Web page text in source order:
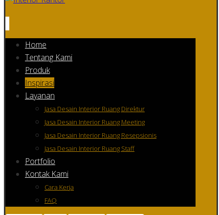
Home
Tentang Kami
Produk
Inspirasi
Layanan
Jasa Desain Interior Ruang Direktur
Jasa Desain Interior Ruang Meeting
Jasa Desain Interior Ruang Resepsionis
Jasa Desain Interior Ruang Staff
Portfolio
Kontak Kami
Cara Kerja
FAQ